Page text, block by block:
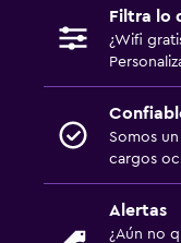
Filtra lo
¿Wifi
Somos
cargos
Alertas
¿Aún no